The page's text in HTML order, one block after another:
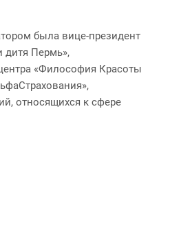
была вице-президент
дитя Пермь»,
«Философия Красоты
относящихся к сфере